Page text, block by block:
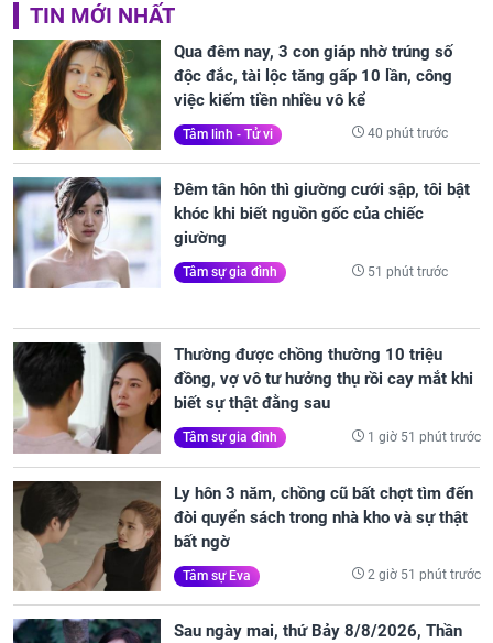
TIN MỚI NHẤT
Qua đêm nay, 3 con giáp nhờ trúng số
độc đắc, tài lộc tăng gấp 10 lần, công
việc kiếm tiền nhiều vô kể
Tâm linh - Tử vi 40 phút trước
Đêm tân hôn thì giường cưới sập, tôi bật
khóc khi biết nguồn gốc của chiếc
giường
Tâm sự gia đình 51 phút trước
Thường được chồng thường 10 triệu
đồng, vợ vô tư hưởng thụ rồi cay mắt khi
biết sự thật đằng sau
Tâm sự gia đình 1 giờ 51 phút trước
Ly hôn 3 năm, chồng cũ bất chợt tìm đến
đòi quyển sách trong nhà kho và sự thật
bất ngờ
Tâm sự Eva 2 giờ 51 phút trước
Sau ngày mai, thứ Bảy 8/8/2026, Thần